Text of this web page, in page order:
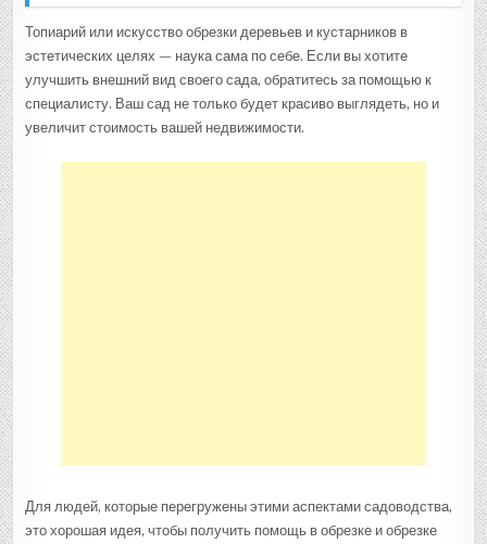
Топиарий или искусство обрезки деревьев и кустарников в
эстетических целях — наука сама по себе. Если вы хотите
улучшить внешний вид своего сада, обратитесь за помощью к
специалисту. Ваш сад не только будет красиво выглядеть, но и
увеличит стоимость вашей недвижимости.
Для людей, которые перегружены этими аспектами садоводства,
это хорошая идея, чтобы получить помощь в обрезке и обрезке